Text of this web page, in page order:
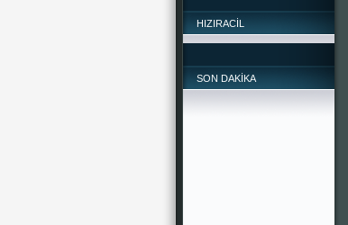
HIZIRACİL
SON DAKİKA